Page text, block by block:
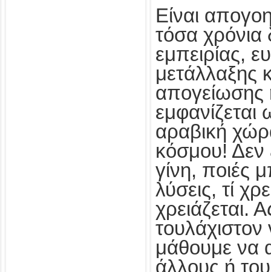
Είναι
τόσα χρόνια
εμπειρίας,
μετάλλαξης
αραβική
κόσμου! Δεν
γίνη, ποιές
λύσεις, τί
χρειάζεται.
μάθουμε να
άλλους ή